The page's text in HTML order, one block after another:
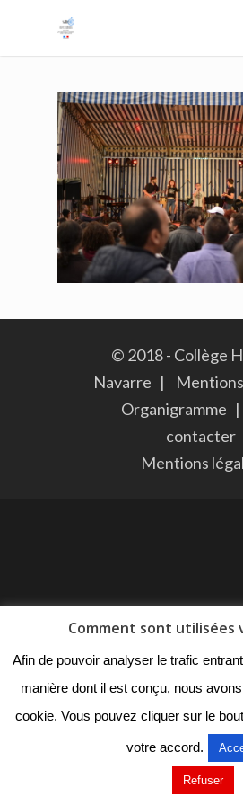
© 2018 - Collège
Navarre |
Organigramme |
contacter
Mentions
Comment sont utilisées
Afin de pouvoir analyser le trafic
manière dont il est conçu, nous
cookie. Vous pouvez cliquer sur le
votre accord.
Refuser